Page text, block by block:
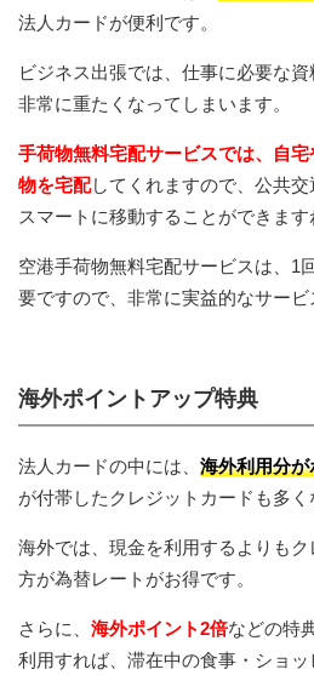
法人カードが便利です。
ビジネス出張では、仕事に必要な
非常に重たくなってしまいます。
手荷物無料宅配サービスでは、自
物を宅配してくれますので、公共
スマートに移動することができます
空港手荷物無料宅配サービスは、1
要ですので、非常に実益的なサービ
海外ポイントアップ特典
法人カードの中には、 海外利用分
が付帯したクレジットカードも多く
海外では、現金を利用するよりも
方が為替レートがお得です。
さらに、 海外ポイント2倍などの特
利用すれば、滞在中の食事・ショ